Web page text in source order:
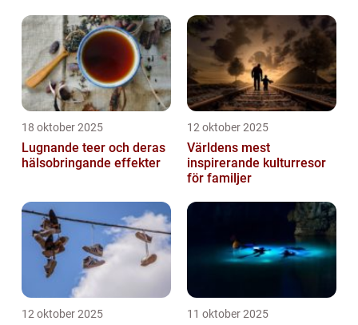
18 oktober 2025
Lugnande teer och deras
hälsobringande effekter
12 oktober 2025
Världens mest
inspirerande kulturresor
för familjer
12 oktober 2025 11 oktober 2025